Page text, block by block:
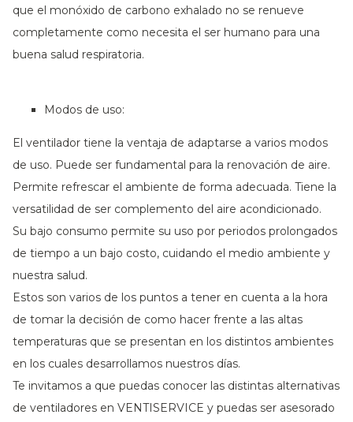
que el monóxido de carbono exhalado no se renueve
completamente como necesita el ser humano para una
buena salud respiratoria.
Modos de uso:
El ventilador tiene la ventaja de adaptarse a varios modos
de uso. Puede ser fundamental para la renovación de aire.
Permite refrescar el ambiente de forma adecuada. Tiene la
versatilidad de ser complemento del aire acondicionado.
Su bajo consumo permite su uso por periodos prolongados
de tiempo a un bajo costo, cuidando el medio ambiente y
nuestra salud.
Estos son varios de los puntos a tener en cuenta a la hora
de tomar la decisión de como hacer frente a las altas
temperaturas que se presentan en los distintos ambientes
en los cuales desarrollamos nuestros días.
Te invitamos a que puedas conocer las distintas alternativas
de ventiladores en VENTISERVICE y puedas ser asesorado